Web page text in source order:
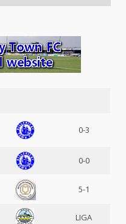
0-3
0-0
5-1
LIGA